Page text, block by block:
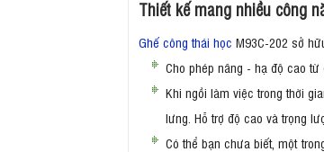
Thiết kế mang nhiều công
Ghế công thái học M93C-202 sở
Cho phép nâng - hạ độ cao
Khi ngồi làm việc trong thời
lưng. Hỗ trợ độ cao và trọng
Có thể bạn chưa biết, một